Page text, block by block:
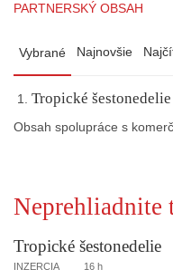
PARTNERSKÝ OBSAH
Vybrané Najnovšie
Tropické šestonedelie
Obsah spolupráce s
Neprehliadnite
Tropické šestonedelie
INZERCIA 16 h